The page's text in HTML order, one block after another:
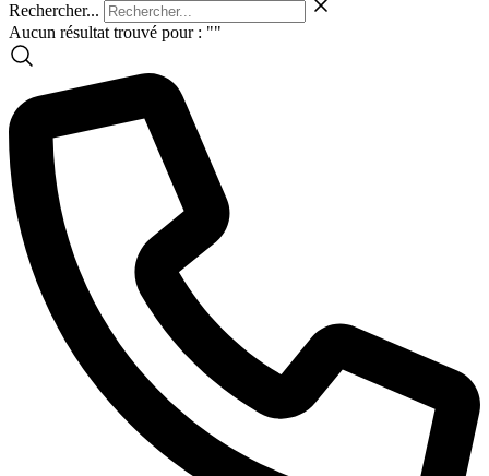
Rechercher...
Aucun résultat trouvé pour : ""